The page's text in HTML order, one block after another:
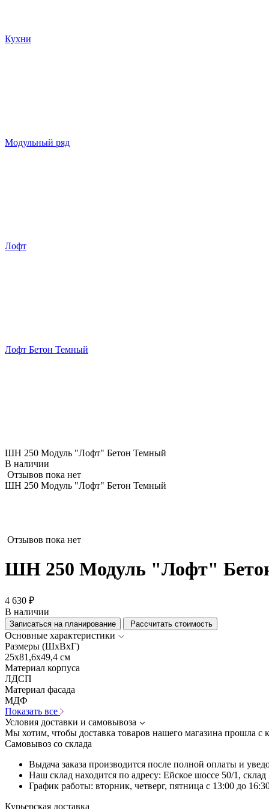
Кухни
Модульный ряд
Лофт
Лофт Бетон Темный
ШН 250 Модуль "Лофт" Бетон Темный
В наличии
Отзывов пока нет
ШН 250 Модуль "Лофт" Бетон Темный
Отзывов пока нет
ШН 250 Модуль "Лофт"
4 630 ₽
В наличии
Записаться на планирование Рассчитать стоимость
Основные характеристики
Размеры (ШхВхГ)
25x81,6x49,4 см
Материал корпуса
ЛДСП
Материал фасада
МДФ
Показать все
Условия доставки и самовывоза
Мы хотим, чтобы доставка товаров нашего магазина прошла с
Самовывоз со склада
Выдача заказа производится после полной оплаты и
Наш склад находится по адресу: Ейское шоссе 50/1,
График работы: вторник, четверг, пятница с 13:00 до
Курьерская доставка